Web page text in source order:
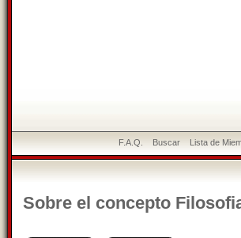
F.A.Q. Buscar Lista de
Sobre el concepto